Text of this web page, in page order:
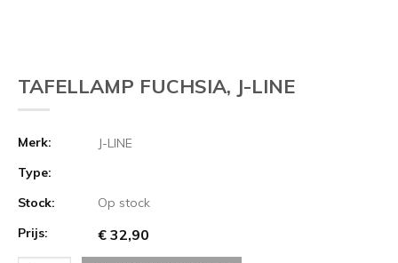
TAFELLAMP FUCHSIA, J-LINE
Merk:
J-LINE
Type:
Stock:
Op stock
Prijs:
€ 32,90